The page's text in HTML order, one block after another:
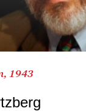
1943